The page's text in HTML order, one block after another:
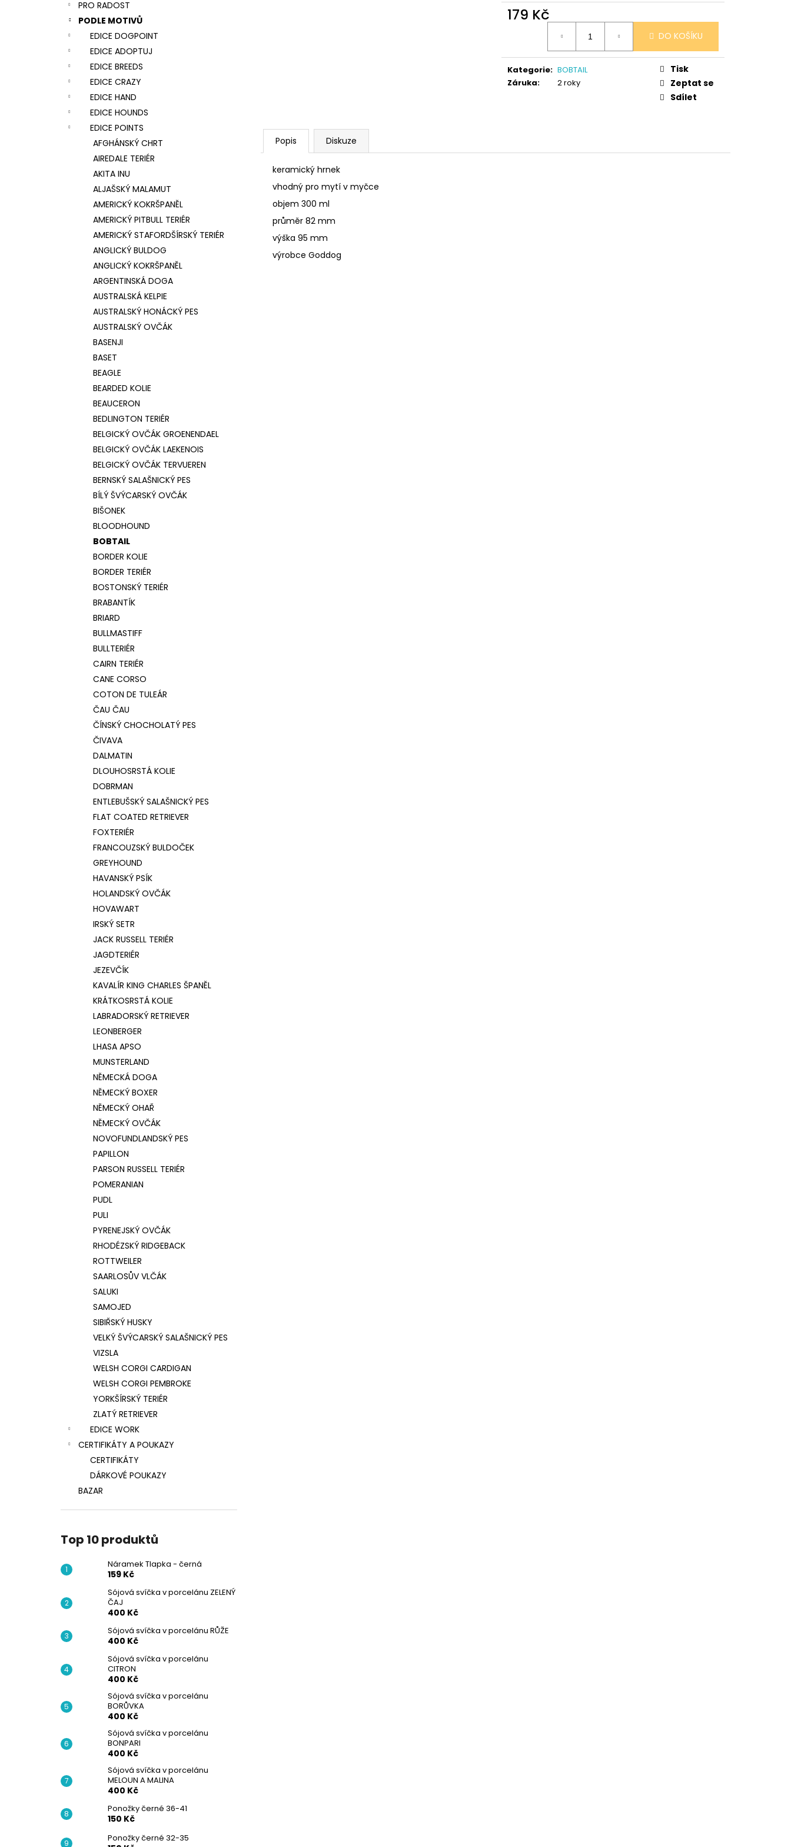
PRO RADOST
PODLE MOTIVŮ
EDICE DOGPOINT
EDICE ADOPTUJ
EDICE BREEDS
EDICE CRAZY
EDICE HAND
EDICE HOUNDS
EDICE POINTS
AFGHÁNSKÝ CHRT
AIREDALE TERIÉR
AKITA INU
ALJAŠSKÝ MALAMUT
AMERICKÝ KOKRŠPANĚL
AMERICKÝ PITBULL TERIÉR
AMERICKÝ STAFORDŠÍRSKÝ TERIÉR
ANGLICKÝ BULDOG
ANGLICKÝ KOKRŠPANĚL
ARGENTINSKÁ DOGA
AUSTRALSKÁ KELPIE
AUSTRALSKÝ HONÁCKÝ PES
AUSTRALSKÝ OVČÁK
BASENJI
BASET
BEAGLE
BEARDED KOLIE
BEAUCERON
BEDLINGTON TERIÉR
BELGICKÝ OVČÁK GROENENDAEL
BELGICKÝ OVČÁK LAEKENOIS
BELGICKÝ OVČÁK TERVUEREN
BERNSKÝ SALAŠNICKÝ PES
BÍLÝ ŠVÝCARSKÝ OVČÁK
BIŠONEK
BLOODHOUND
BOBTAIL
BORDER KOLIE
BORDER TERIÉR
BOSTONSKÝ TERIÉR
BRABANTÍK
BRIARD
BULLMASTIFF
BULLTERIÉR
CAIRN TERIÉR
CANE CORSO
COTON DE TULEÁR
ČAU ČAU
ČÍNSKÝ CHOCHOLATÝ PES
ČIVAVA
DALMATIN
DLOUHOSRSTÁ KOLIE
DOBRMAN
ENTLEBUŠSKÝ SALAŠNICKÝ PES
FLAT COATED RETRIEVER
FOXTERIÉR
FRANCOUZSKÝ BULDOČEK
GREYHOUND
HAVANSKÝ PSÍK
HOLANDSKÝ OVČÁK
HOVAWART
IRSKÝ SETR
JACK RUSSELL TERIÉR
JAGDTERIÉR
JEZEVČÍK
KAVALÍR KING CHARLES ŠPANĚL
KRÁTKOSRSTÁ KOLIE
LABRADORSKÝ RETRIEVER
LEONBERGER
LHASA APSO
MUNSTERLAND
NĚMECKÁ DOGA
NĚMECKÝ BOXER
NĚMECKÝ OHAŘ
NĚMECKÝ OVČÁK
NOVOFUNDLANDSKÝ PES
PAPILLON
PARSON RUSSELL TERIÉR
POMERANIAN
PUDL
PULI
PYRENEJSKÝ OVČÁK
RHODÉZSKÝ RIDGEBACK
ROTTWEILER
SAARLOSŮV VLČÁK
SALUKI
SAMOJED
SIBIŘSKÝ HUSKY
VELKÝ ŠVÝCARSKÝ SALAŠNICKÝ PES
VIZSLA
WELSH CORGI CARDIGAN
WELSH CORGI PEMBROKE
YORKŠÍRSKÝ TERIÉR
ZLATÝ RETRIEVER
EDICE WORK
CERTIFIKÁTY A POUKAZY
CERTIFIKÁTY
DÁRKOVÉ POUKAZY
BAZAR
Top 10 produktů
Náramek Tlapka - černá
159 Kč
Sójová svíčka v porcelánu ZELENÝ
ČAJ
400 Kč
Sójová svíčka v porcelánu RŮŽE
400 Kč
Sójová svíčka v porcelánu
CITRON
400 Kč
Sójová svíčka v porcelánu
BORŮVKA
400 Kč
Sójová svíčka v porcelánu
BONPARI
400 Kč
Sójová svíčka v porcelánu
MELOUN A MALINA
400 Kč
Ponožky černé 36-41
150 Kč
Ponožky černé 32-35
179 Kč
DO KOŠÍKU
Kategorie: BOBTAIL
Záruka: 2 roky
Tisk
Zeptat se
Sdílet
Popis Diskuze
keramický hrnek
vhodný pro mytí v myčce
objem 300 ml
průměr 82 mm
výška 95 mm
výrobce Goddog
NÁRAMEK TLAPKA - ČERNÁ
159 Kč
SÓJOVÁ SVÍČKA V PORCELÁNU RŮŽE